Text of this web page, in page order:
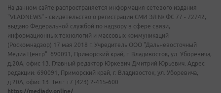
На данном сайте распространяется информация сетевого издания
"VLADNEWS" - свидетельство о регистрации СМИ ЭЛ № ФС 77 - 72742,
выдано Федеральной службой по надзору в сфере связи,
информационных технологий и массовых коммуникаций
(Роскомнадзор) 17 мая 2018 г. Учредитель ООО "Дальневосточный
Медиа Центр". 690091, Приморский край, г. Владивосток, ул. Уборевича,
д.20А, офис 13. Главный редактор Юркевич Дмитрий Юрьевич. Адрес
редакции: 690091, Приморский край, г. Владивосток, ул. Уборевича,
д.20А, офис 13. Тел.: +7 (423) 2-415-600.
https://mediadv.online/